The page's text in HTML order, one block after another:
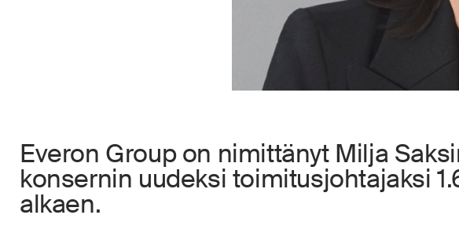
Everon Group on nimittänyt Milja
konsernin uudeksi toimitusjohtajaksi
alkaen.